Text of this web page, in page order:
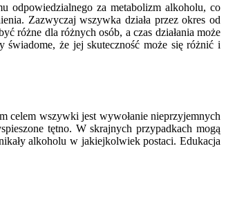
odpowiedzialnego za metabolizm alkoholu, co
Zazwyczaj wszywka działa przez okres od
różne dla różnych osób, a czas działania może
że jej skuteczność może się różnić i
celem wszywki jest wywołanie nieprzyjemnych
tętno. W skrajnych przypadkach mogą
alkoholu w jakiejkolwiek postaci. Edukacja